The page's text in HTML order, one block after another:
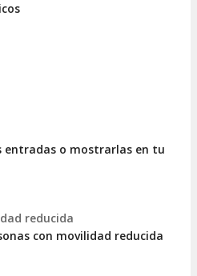
entradas o mostrarlas en tu
reducida
con movilidad reducida